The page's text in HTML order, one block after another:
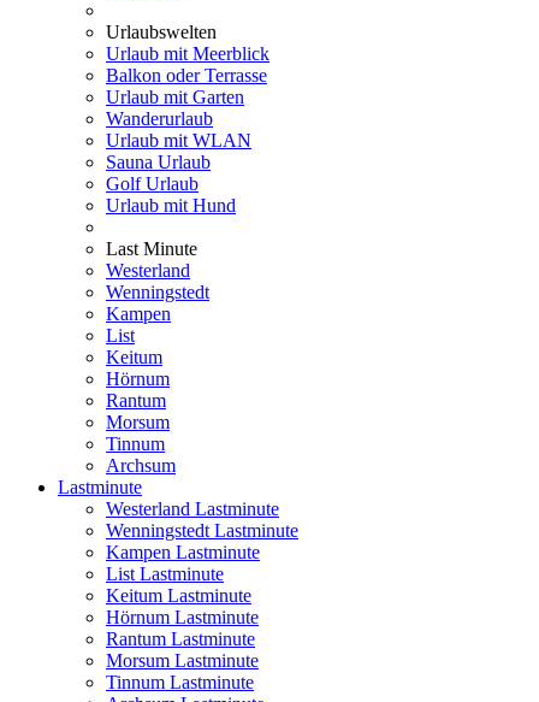
Urlaubswelten
Urlaub mit Meerblick
Balkon oder Terrasse
Urlaub mit Garten
Wanderurlaub
Urlaub mit WLAN
Sauna Urlaub
Golf Urlaub
Urlaub mit Hund
Last Minute
Westerland
Wenningstedt
Kampen
List
Keitum
Hörnum
Rantum
Morsum
Tinnum
Archsum
Lastminute
Westerland Lastminute
Wenningstedt Lastminute
Kampen Lastminute
List Lastminute
Keitum Lastminute
Hörnum Lastminute
Rantum Lastminute
Morsum Lastminute
Tinnum Lastminute